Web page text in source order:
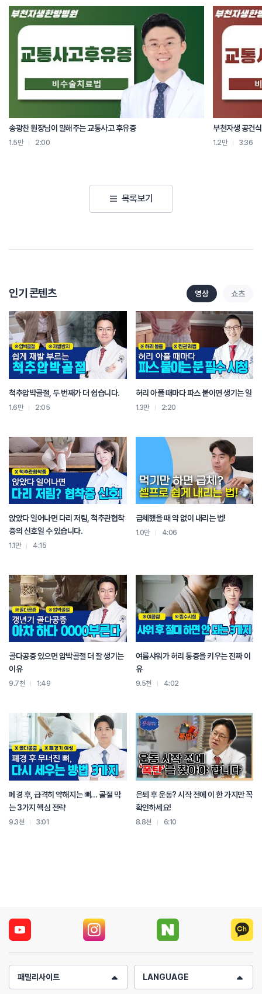
살핍니다.
다양한 사고 정황을 확인하고 영상진단검사로 골절유무, 조직의 손상 등이
확인되면 정확한 치료 방향이 결정됩니다.
사고로 인한 통증뿐만 아니라 환자가 소화는 잘 되는지, 현재 가지고 있는 병은
없는지 등 평소 건강상태도 고려하여 환자 상태에 따른 맞춤치료를 시작합니다.
목 주변 근육의 강한 충격으로 인해 심한 근긴장이 유발되면 목 통증뿐만 아니라
증상이 나타나는데 이때 추나요법으로 경직된 근육을 이완시키고 정렬이 틀어진
교통사고 후유증의 주 원인이 되는 어혈을 제거하기 위해 침치료와 약침치료를
특히 염증 제거 효과가 탁월한 신바로약침을 목, 허리, 어깨 등 통증이 있는 부위에
기혈순환을 원활하게 해 주는 부항치료는 사고로 인해 쌓인 체 내 독소를 제거하고
자생의 교통사고 클리닉은 당장의 증상을 없애는 것과 동시에 후유증 없는 치료를
목표로 하기 때문에 기와 혈의 부조화를 바로잡고 뭉친 어혈을 풀어주면서, 사고로
인한 충격에서 빨리 벗어나는 데에 효과적인 한약 치료도 병행하고 있습니다.
자생교통사고 클리닉은 불균형한 척추 관절을 바로잡고 빠르게 통증을
감소시키면서 영상 검진 상 발견되지 않는 통증의 원인까지 치료해 후유증을
예방하기 때문에 교통사고에 최적화된 치료입니다.
교통사고에 의한 치료는 자동차보험 내에서 처리되므로 예약 시 교통사고 혹은
송광찬 원장님이 말해주는 교통사고 후유증
1.5만 2:00
부천자생 공건
1.2만 3:36
목록보기
인기 콘텐츠 영상 쇼츠
척추압박골절, 두 번째가 더 쉽습니다.
1.6만 2:05
허리 아플 때마다 파스 붙이면 생기는 일
1.3만 2:20
앉았다 일어나면 다리 저림, 척추관협착
증의 신호일 수 있습니다.
1.1만 4:15
급체했을 때 약 없이 내리는 법!
1.0만 4:06
골다공증 있으면 압박골절 더 잘 생기는
이유
9.7천 1:49
여름샤워가 허리 통증을 키우는 진짜 이
유
9.5천 4:02
폐경 후, 급격히 약해지는 뼈… 골절 막
는 3가지 핵심 전략
9.3천 3:01
은퇴 후 운동? 시작 전에 이 한 가지만 꼭
확인하세요!
8.8천 6:10
패밀리사이트 LANGUAGE